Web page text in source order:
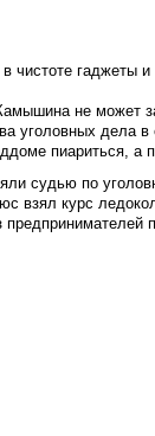
чистоте гаджеты
не может
уголовных дела
пиариться, а
судью по
взял курс